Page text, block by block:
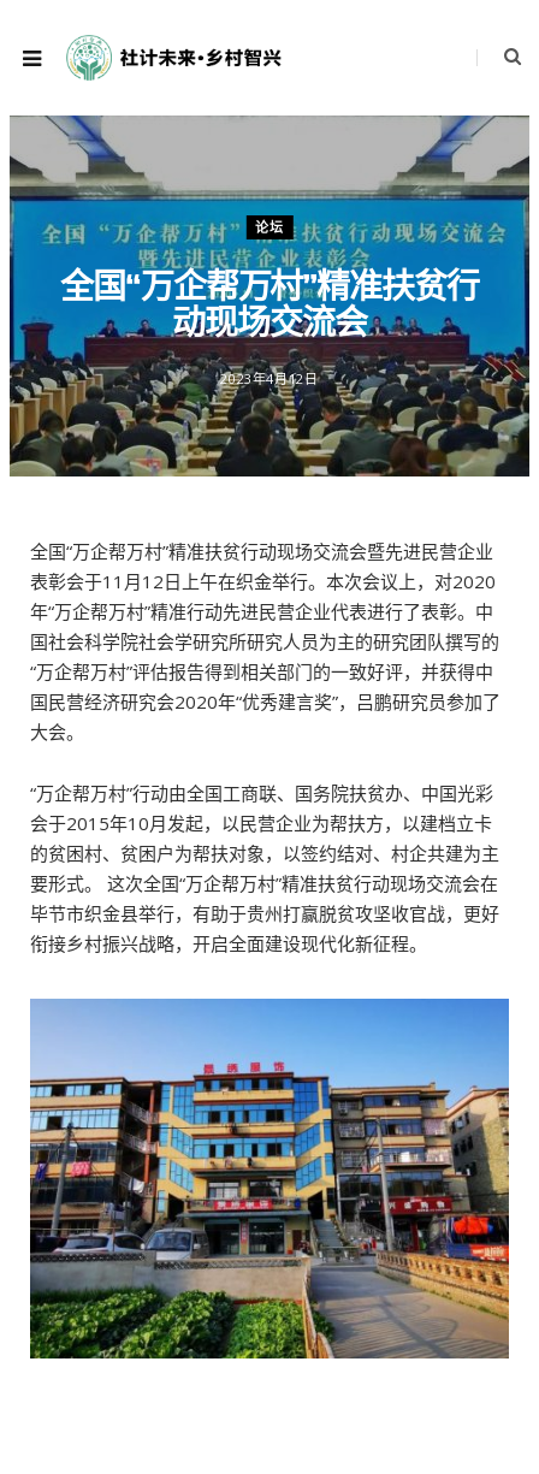
论坛
全国“万企帮万村”精准扶贫行
动现场交流会
2023年4月12日
全国“万企帮万村”精准扶贫行动现场交流会暨先进民营企业
表彰会于11月12日上午在织金举行。本次会议上，对2020
年“万企帮万村”精准行动先进民营企业代表进行了表彰。中
国社会科学院社会学研究所研究人员为主的研究团队撰写的
“万企帮万村”评估报告得到相关部门的一致好评，并获得中
国民营经济研究会2020年“优秀建言奖”，吕鹏研究员参加了
大会。
“万企帮万村”行动由全国工商联、国务院扶贫办、中国光彩
会于2015年10月发起，以民营企业为帮扶方，以建档立卡
的贫困村、贫困户为帮扶对象，以签约结对、村企共建为主
要形式。 这次全国“万企帮万村”精准扶贫行动现场交流会在
毕节市织金县举行，有助于贵州打赢脱贫攻坚收官战，更好
衔接乡村振兴战略，开启全面建设现代化新征程。